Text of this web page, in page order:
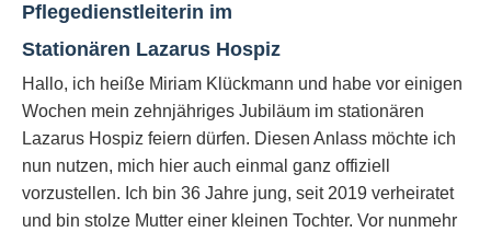
Pflegedienstleiterin im
Stationären Lazarus Hospiz
Hallo, ich heiße Miriam Klückmann und habe vor einigen
Wochen mein zehnjähriges Jubiläum im stationären
Lazarus Hospiz feiern dürfen. Diesen Anlass möchte ich
nun nutzen, mich hier auch einmal ganz offiziell
vorzustellen. Ich bin 36 Jahre jung, seit 2019 verheiratet
und bin stolze Mutter einer kleinen Tochter. Vor nunmehr